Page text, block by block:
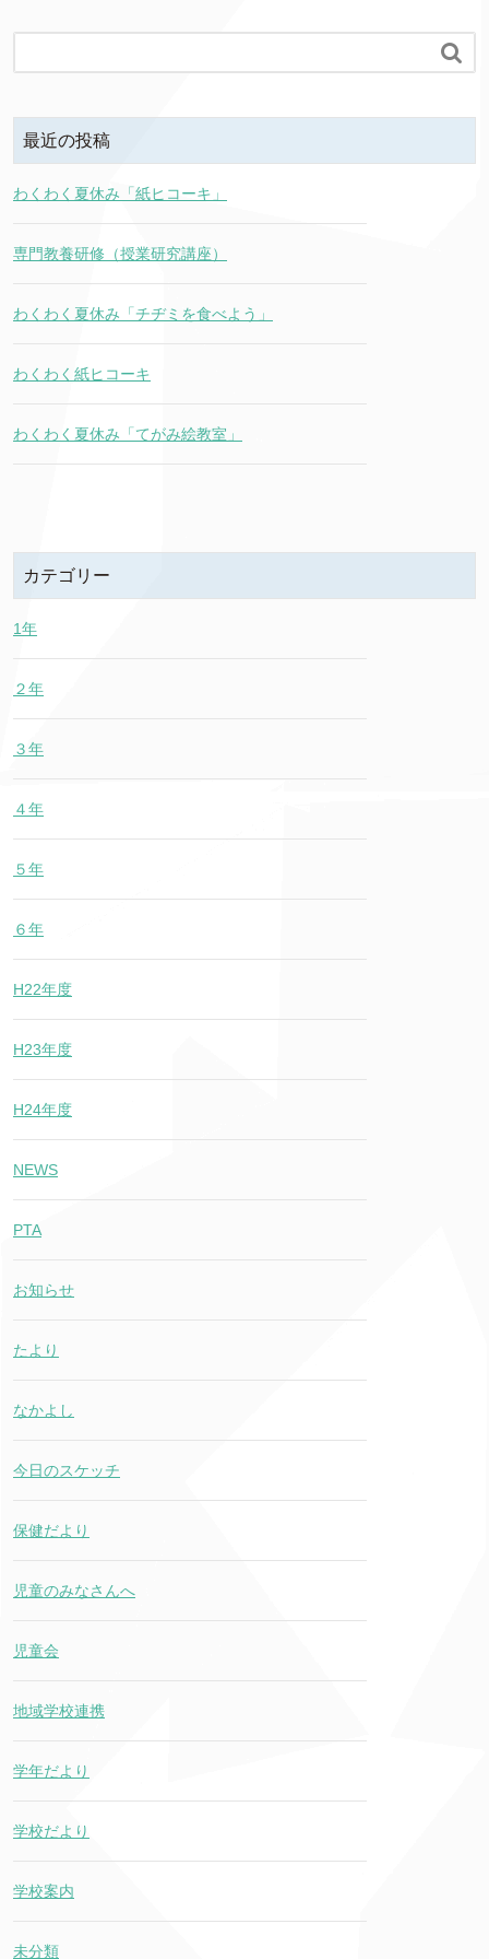

最近の投稿
わくわく夏休み「紙ヒコーキ」
専門教養研修（授業研究講座）
わくわく夏休み「チヂミを食べよう」
わくわく紙ヒコーキ
わくわく夏休み「てがみ絵教室」
カテゴリー
1年
２年
３年
４年
５年
６年
H22年度
H23年度
H24年度
NEWS
PTA
お知らせ
たより
なかよし
今日のスケッチ
保健だより
児童のみなさんへ
児童会
地域学校連携
学年だより
学校だより
学校案内
未分類